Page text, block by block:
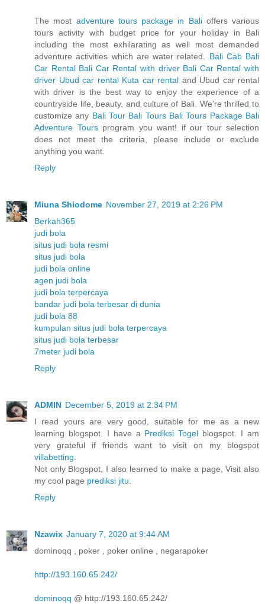
The most adventure tours package in Balioffers various
tours activity with budget price for your holiday in Bali
including the most exhilarating as well most demanded
adventure activities which are water related. Bali Cab Bali
Car Rental Bali Car Rental with driver Bali Car Rental with
driver Ubud car rental Kuta car rental and Ubud car rental
with driver is the best way to enjoy the experience of a
countryside life, beauty, and culture of Bali. We’re thrilled to
customize any Bali Tour Bali Tours Bali Tours Package Bali
Adventure Toursprogram you want! if our tour selection
does not meet the criteria, please include or exclude
anything you want.
Reply
Miuna Shiodome November 27, 2019 at 2:26 PM
Berkah365
judi bola
situs judi bola resmi
situs judi bola
judi bola online
agen judi bola
judi bola terpercaya
bandar judi bola terbesar di dunia
judi bola 88
kumpulan situs judi bola terpercaya
situs judi bola terbesar
7meter judi bola
Reply
ADMIN December 5, 2019 at 2:34 PM
I read yours are very good, suitable for me as a new
learning blogspot. I have a Prediksi Togel blogspot. I am
very grateful if friends want to visit on my blogspot
villabetting
Not only Blogspot, I also learned to make a page, Visit also
my cool page prediksi jitu
Reply
Nzawix January 7, 2020 at 9:44 AM
dominoqq , poker , poker online , negarapoker
http://193.160.65.242/
dominoqq @ http://193.160.65.242/